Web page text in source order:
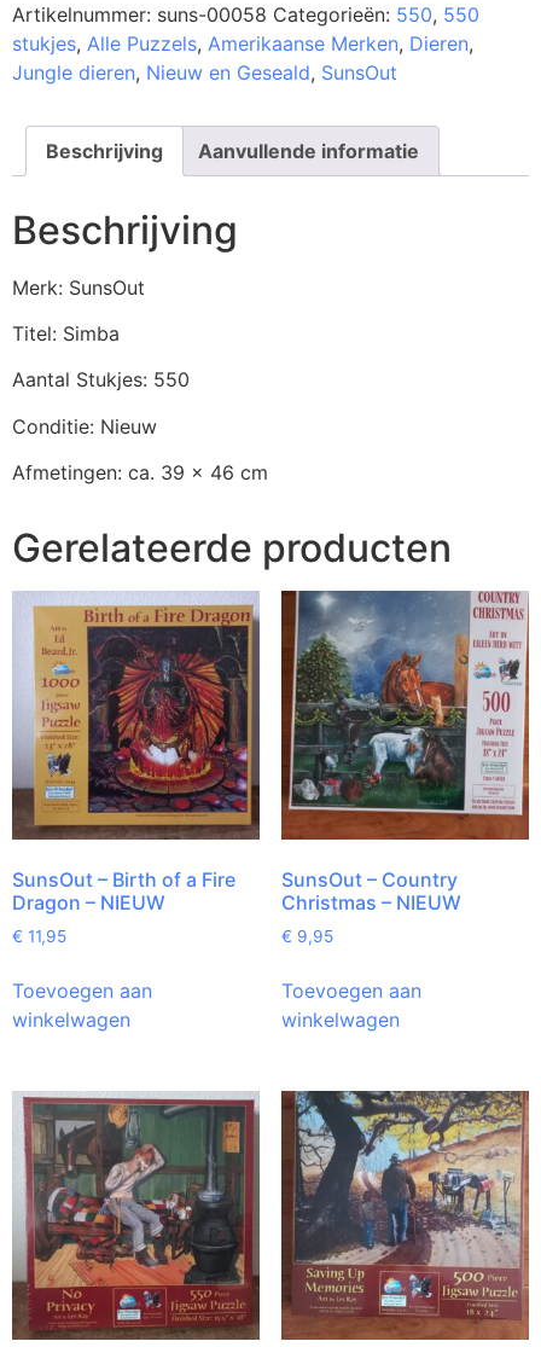
Artikelnummer: suns-00058 Categorieën: 550, 550
stukjes, Alle Puzzels, Amerikaanse Merken, Dieren,
Jungle dieren, Nieuw en Geseald, SunsOut
Beschrijving Aanvullende informatie
Beschrijving
Merk: SunsOut
Titel: Simba
Aantal Stukjes: 550
Conditie: Nieuw
Afmetingen: ca. 39 x 46 cm
Gerelateerde producten
SunsOut – Birth of a Fire
Dragon – NIEUW
€ 11,95
Toevoegen aan
winkelwagen
SunsOut – Country
Christmas – NIEUW
€ 9,95
Toevoegen aan
winkelwagen